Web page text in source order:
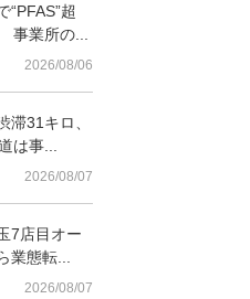
ジ
超
業所の...
2026/08/06
滞31キロ、
は事...
2026/08/07
7店目オー
態転...
2026/08/07